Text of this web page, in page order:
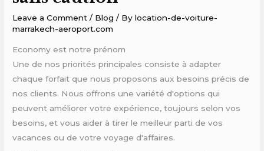
Leave a Comment / Blog / Bylocation-de-voiture-
marrakech-aeroport.com
Economy est notre prénom
Une de nos priorités principales consiste à adapter
chaque forfait que nous proposons aux besoins précis de
nos clients. Nous offrons une variété d'options qui
peuvent améliorer votre expérience, toujours selon vos
besoins, et vous aider à tirer le meilleur parti de vos
vacances ou de votre voyage d'affaires.